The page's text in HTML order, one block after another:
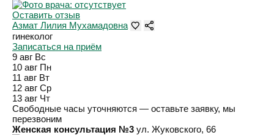
Оставить отзыв
Азмат Лилия Мухамадовна
гинеколог
Записаться на приём
9 авг Вс
10 авг Пн
11 авг Вт
12 авг Ср
13 авг Чт
Свободные часы уточняются — оставьте заявку, мы
перезвоним
Женская консультация №3 ул. Жуковского, 66